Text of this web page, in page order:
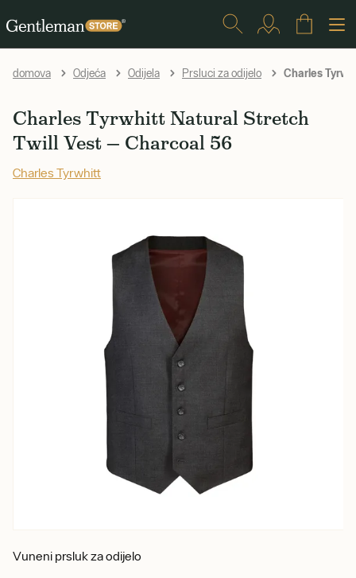
domova Odjeća Odijela Prsluci za odijelo Charles
Charles Tyrwhitt Natural Stretch
Twill Vest — Charcoal 56
Charles Tyrwhitt
Vuneni prsluk za odijelo